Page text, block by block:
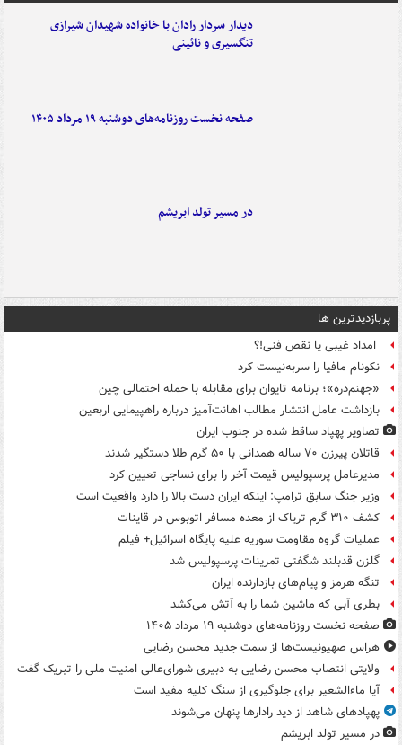
دیدار سردار رادان با خانواده‌ شهیدان شیرازی
تنگسیری و نائینی
صفحه نخست روزنامه‌های دوشنبه ۱۹ مرداد ۱۴۰۵
در مسیر تولد ابریشم
پربازدیدترین ها
امداد غیبی یا نقص فنی!؟
نکونام مافیا را سربه‌نیست کرد
«جهنم‌دره»؛ برنامه تایوان برای مقابله با حمله احتمالی چین
بازداشت عامل انتشار مطالب اهانت‌آمیز درباره راهپیمایی اربعین
تصاویر پهپاد ساقط شده در جنوب ایران
قاتلان پیرزن ۷۰ ساله همدانی با ۵۰ گرم طلا دستگیر شدند
مدیرعامل پرسپولیس قیمت آخر را برای نساجی تعیین کرد
وزیر جنگ سابق ترامپ: اینکه ایران دست بالا را دارد واقعیت است
کشف ۳۱۰ گرم تریاک از معده مسافر اتوبوس در قاینات
عملیات گروه مقاومت سوریه علیه پایگاه اسرائیل+ فیلم
گلزن قدبلند شگفتی تمرینات پرسپولیس شد
تنگه هرمز و پیام‌های بازدارنده ایران
بطری آبی که ماشین شما را به آتش می‌کشد
صفحه نخست روزنامه‌های دوشنبه ۱۹ مرداد ۱۴۰۵
هراس صهیونیست‌ها از سمت جدید محسن رضایی
ولایتی انتصاب محسن رضایی به دبیری شورای‌عالی امنیت ملی را تبریک گفت
آیا ماءالشعیر برای جلوگیری از سنگ کلیه مفید است
پهپادهای شاهد از دید رادارها پنهان می‌شوند
در مسیر تولد ابریشم